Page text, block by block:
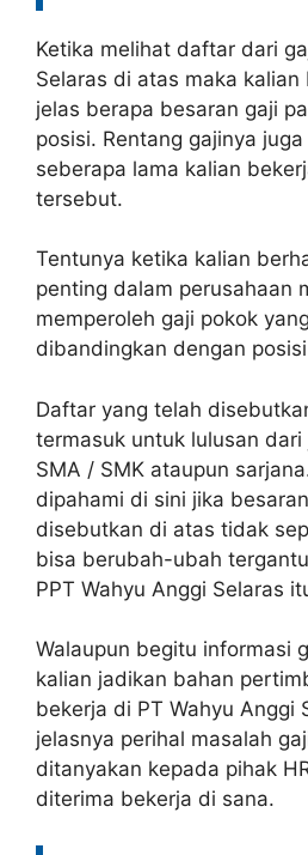
Ketika melihat daftar dari
Selaras di atas maka
jelas berapa besaran gaji
posisi. Rentang gajinya
seberapa lama kalian
tersebut.
Tentunya ketika kalian
penting dalam perusahaan
memperoleh gaji pokok
dibandingkan dengan
Daftar yang telah
termasuk untuk lulusan
SMA / SMK ataupun
dipahami di sini jika
disebutkan di atas tidak
bisa berubah-ubah
PPT Wahyu Anggi Selaras
Walaupun begitu informasi
kalian jadikan bahan
bekerja di PT Wahyu Anggi
jelasnya perihal masalah
ditanyakan kepada pihak
diterima bekerja di sana.